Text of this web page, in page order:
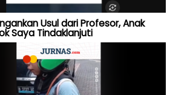
Usul dari Profesor, Anak
Saya Tindaklanjuti